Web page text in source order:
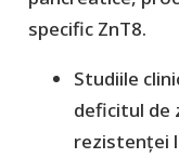
specific ZnT8.
​Studiile
deficitul de
rezistenței